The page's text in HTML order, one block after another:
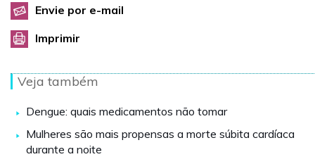
Envie por e-mail
Imprimir
Veja também
Dengue: quais medicamentos não tomar
Mulheres são mais propensas a morte súbita cardíaca
durante a noite